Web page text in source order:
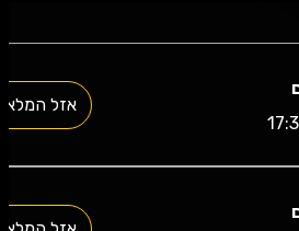
אזל המלאי